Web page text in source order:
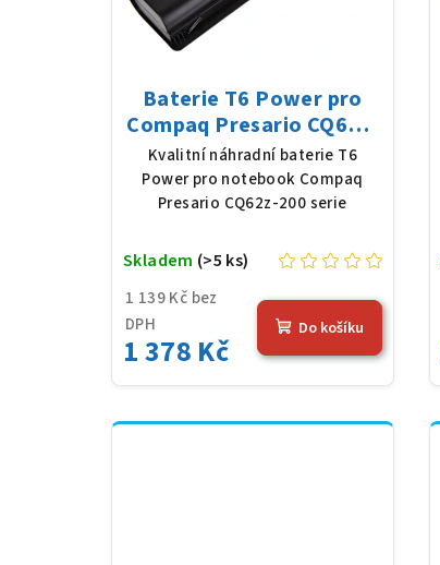
Baterie T6 Power pro
Compaq Presario CQ62z-
200 serie, Li-Ion, 10,8 V,
5200 mAh (56 Wh), černá
Kvalitní náhradní baterie T6
Power pro notebook Compaq
Presario CQ62z-200 serie
1 139 Kč bez
DPH
1 378 Kč
Skladem (>5 ks)
Do košíku